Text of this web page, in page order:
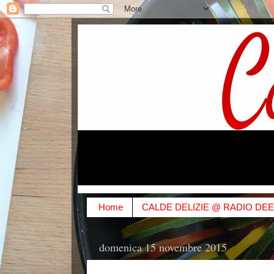
Home CALDE DELIZIE @ RADIO
domenica 15 novembre 2015